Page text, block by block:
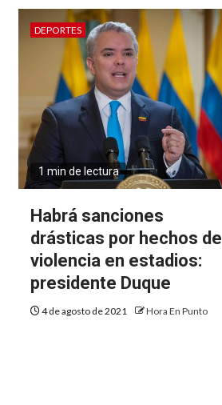
DEPORTES
1 min de lectura
Habrá sanciones
drásticas por hechos de
violencia en estadios:
presidente Duque
4 de agosto de 2021 Hora En Punto